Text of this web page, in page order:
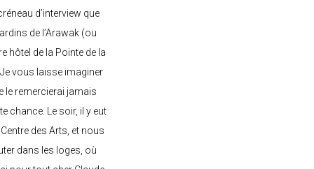
d’interview que
de l’Arawak (ou
hôtel de la Pointe de la
vous laisse imaginer
le remercierai jamais
chance. Le soir, il y eut
des Arts, et nous
dans les loges, où